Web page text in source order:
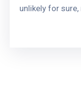
unlikely for sure,